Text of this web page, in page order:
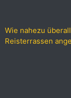
Wie nahezu
Reisterrassen